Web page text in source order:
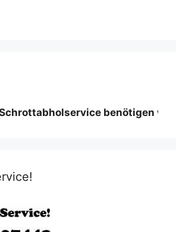
benötigen wir eine